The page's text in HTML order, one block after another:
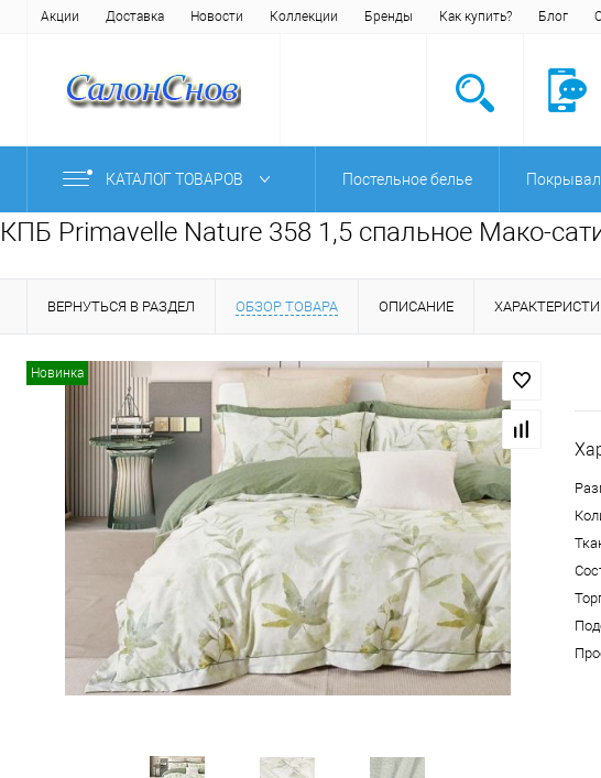
Акции Доставка Новости Коллекции Бренды Как купить? Блог
КАТАЛОГ ТОВАРОВ Постельное белье
КПБ Primavelle Nature 358 1,5 спальное Мако-
ВЕРНУТЬСЯ В РАЗДЕЛ ОБЗОР ТОВАРА ОПИСАНИЕ
Новинка